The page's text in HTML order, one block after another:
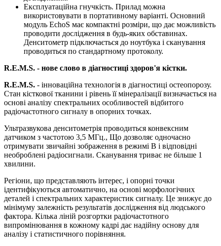
Експлуатаційна гнучкість. Прилад можна
використовувати в портативному варіанті. Основний
модуль EchoS має компактні розміри, що дає можливість
проводити дослідження в будь-яких обставинах.
Денситометр підключається до ноутбука і сканування
проводиться по стандартному протоколу.
R.E.M.S. - нове слово в діагностиці здоров'я кістки.
R.E.M.S. - інноваційна технологія в діагностиці остеопорозу.
Стан кісткової тканини і рівень її мінералізації визначається на
основі аналізу спектральних особливостей відбитого
радіочастотного сигналу в опорних точках.
Ультразвукова денситометрія проводиться конвексним
датчиком з частотою 3,5 МГц., Що дозволяє одночасно
отримувати звичайні зображення в режимі B і відповідні
необроблені радіосигнали. Сканування триває не більше 1
хвилини.
Регіони, що представляють інтерес, і опорні точки
ідентифікуються автоматично, на основі морфологічних
деталей і спектральних характеристик сигналу. Це знижує до
мінімуму залежність результатів дослідження від людського
фактора. Кілька ліній розгортки радіочастотного
випромінювання в кожному кадрі дає надійну основу для
аналізу і статистичного порівняння.